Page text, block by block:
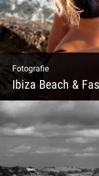
Fotografie
Ibiza Beach &
Ibiza Beach &